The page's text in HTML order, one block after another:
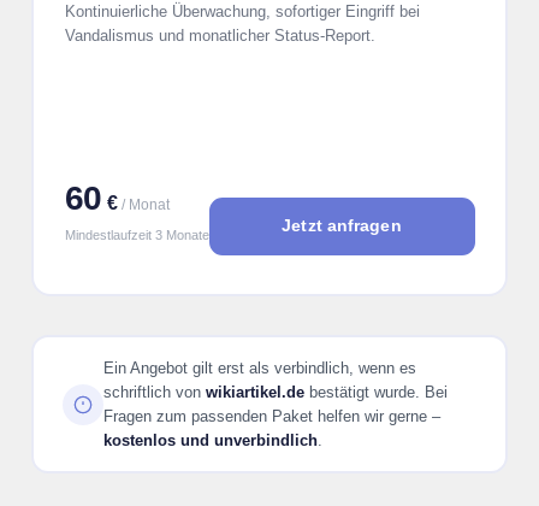
Kontinuierliche Überwachung, sofortiger Eingriff bei
Vandalismus und monatlicher Status-Report.
60 €/ Monat
Mindestlaufzeit 3 Monate Jetzt anfragen
Ein Angebot gilt erst als verbindlich, wenn es
schriftlich von wikiartikel.debestätigt wurde. Bei
Fragen zum passenden Paket helfen wir gerne –
kostenlos und unverbindlich.